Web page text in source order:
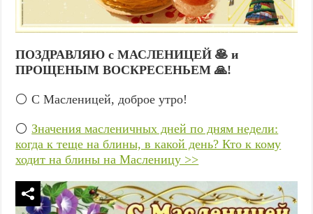
ПОЗДРАВЛЯЮ с МАСЛЕНИЦЕЙ 🥞 и
ПРОЩЕНЫМ ВОСКРЕСЕНЬЕМ 🙏!
⚪ С Масленицей, доброе утро!
⚪Значения масленичных дней по дням недели:
когда к теще на блины, в какой день? Кто к кому
ходит на блины на Масленицу >>